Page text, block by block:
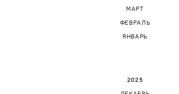
МАРТ
ФЕВРАЛЬ
ЯНВАРЬ
2025